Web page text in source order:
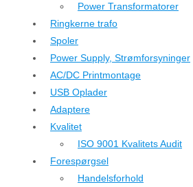
Power Transformatorer
Ringkerne trafo
Spoler
Power Supply, Strømforsyninger
AC/DC Printmontage
USB Oplader
Adaptere
Kvalitet
ISO 9001 Kvalitets Audit
Forespørgsel
Handelsforhold